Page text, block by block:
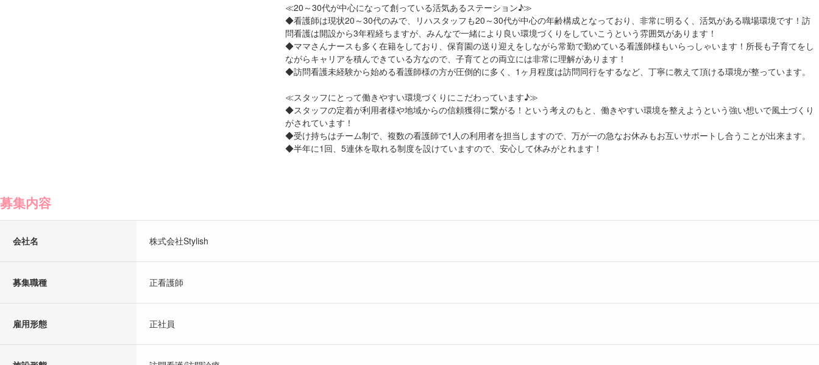
≪20～30代が中心になって創っている活気あるステーション♪≫
◆看護師は現状20～30代のみで、リハスタッフも20～30代が中心の年齢構成となっており、非常に明るく、活気がある職場環境です！訪
問看護は開設から3年程経ちますが、みんなで一緒により良い環境づくりをしていこうという雰囲気があります！
◆ママさんナースも多く在籍をしており、保育園の送り迎えをしながら常勤で勤めている看護師様もいらっしゃいます！所長も子育てをし
ながらキャリアを積んできている方なので、子育てとの両立には非常に理解があります！
◆訪問看護未経験から始める看護師様の方が圧倒的に多く、1ヶ月程度は訪問同行をするなど、丁寧に教えて頂ける環境が整っています。
≪スタッフにとって働きやすい環境づくりにこだわっています♪≫
◆スタッフの定着が利用者様や地域からの信頼獲得に繋がる！という考えのもと、働きやすい環境を整えようという強い想いで風土づくり
がされています！
◆受け持ちはチーム制で、複数の看護師で1人の利用者を担当しますので、万が一の急なお休みもお互いサポートし合うことが出来ます。
◆半年に1回、5連休を取れる制度を設けていますので、安心して休みがとれます！
募集内容
会社名 株式会社Stylish
募集職種 正看護師
雇用形態 正社員